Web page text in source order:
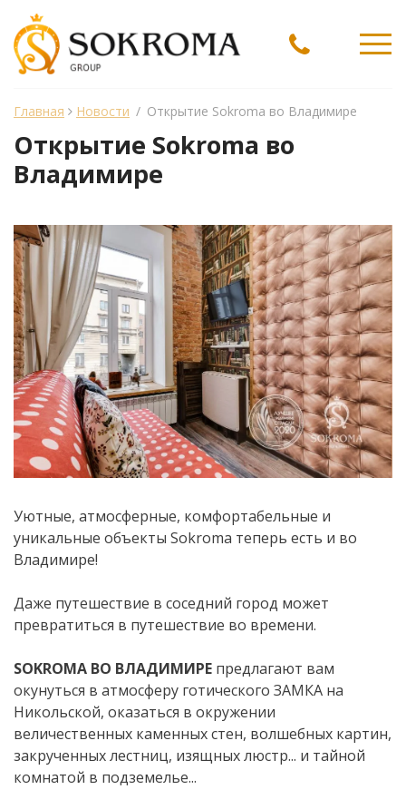
Главная Новости / Открытие Sokroma во Владимире
Открытие Sokroma во
Владимире
Уютные, атмосферные, комфортабельные и
уникальные объекты Sokroma теперь есть и во
Владимире!
Даже путешествие в соседний город может
превратиться в путешествие во времени.
SOKROMA ВО ВЛАДИМИРЕ предлагают вам
окунуться в атмосферу готического ЗАМКА на
Никольской, оказаться в окружении
величественных каменных стен, волшебных картин,
закрученных лестниц, изящных люстр... и тайной
комнатой в подземелье...